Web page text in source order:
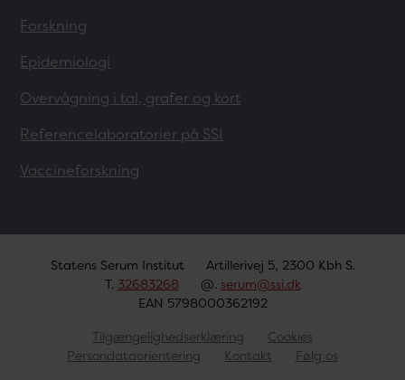
Forskning
Epidemiologi
Overvågning i tal, grafer og kort
Referencelaboratorier på SSI
Vaccineforskning
Statens Serum Institut
Artillerivej 5, 2300 Kbh S.
T. 32683268 @. serum@ssi.dk
EAN 5798000362192
Tilgængelighedserklæring
Cookies
Persondataorientering
Kontakt Følg os